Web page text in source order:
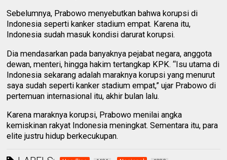
Sebelumnya, Prabowo menyebutkan bahwa korupsi di
Indonesia seperti kanker stadium empat. Karena itu,
Indonesia sudah masuk kondisi darurat korupsi.
Dia mendasarkan pada banyaknya pejabat negara, anggota
dewan, menteri, hingga hakim tertangkap KPK. “Isu utama di
Indonesia sekarang adalah maraknya korupsi yang menurut
saya sudah seperti kanker stadium empat,” ujar Prabowo di
pertemuan internasional itu, akhir bulan lalu.
Karena maraknya korupsi, Prabowo menilai angka
kemiskinan rakyat Indonesia meningkat. Sementara itu, para
elite justru hidup berkecukupan.